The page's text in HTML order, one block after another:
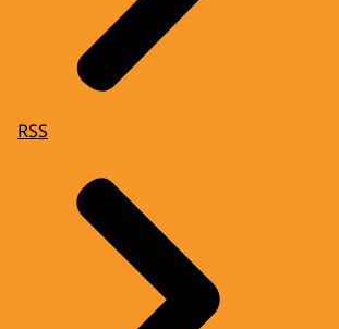
RSS